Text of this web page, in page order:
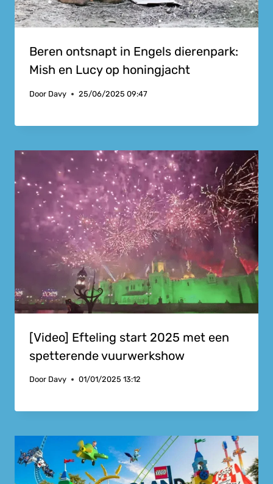
Beren ontsnapt in Engels dierenpark:
Mish en Lucy op honingjacht
Door Davy 25/06/2025 09:47
[Video] Efteling start 2025 met een
spetterende vuurwerkshow
Door Davy 01/01/2025 13:12